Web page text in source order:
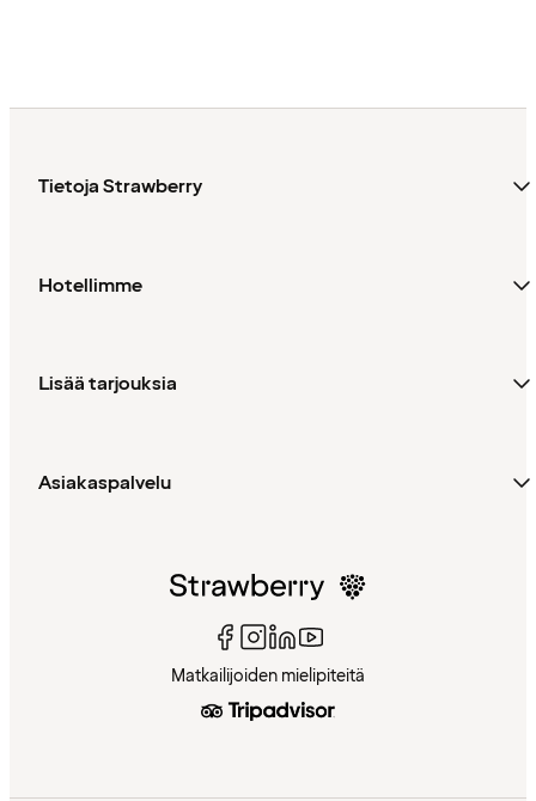
Tietoja Strawberry
Hotellimme
Lisää tarjouksia
Asiakaspalvelu
Matkailijoiden mielipiteitä